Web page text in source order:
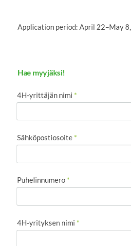
Application period: April 22–May
Hae myyjäksi!
4H-yrittäjän nimi *
Sähköpostiosoite *
Puhelinnumero *
4H-yrityksen nimi *